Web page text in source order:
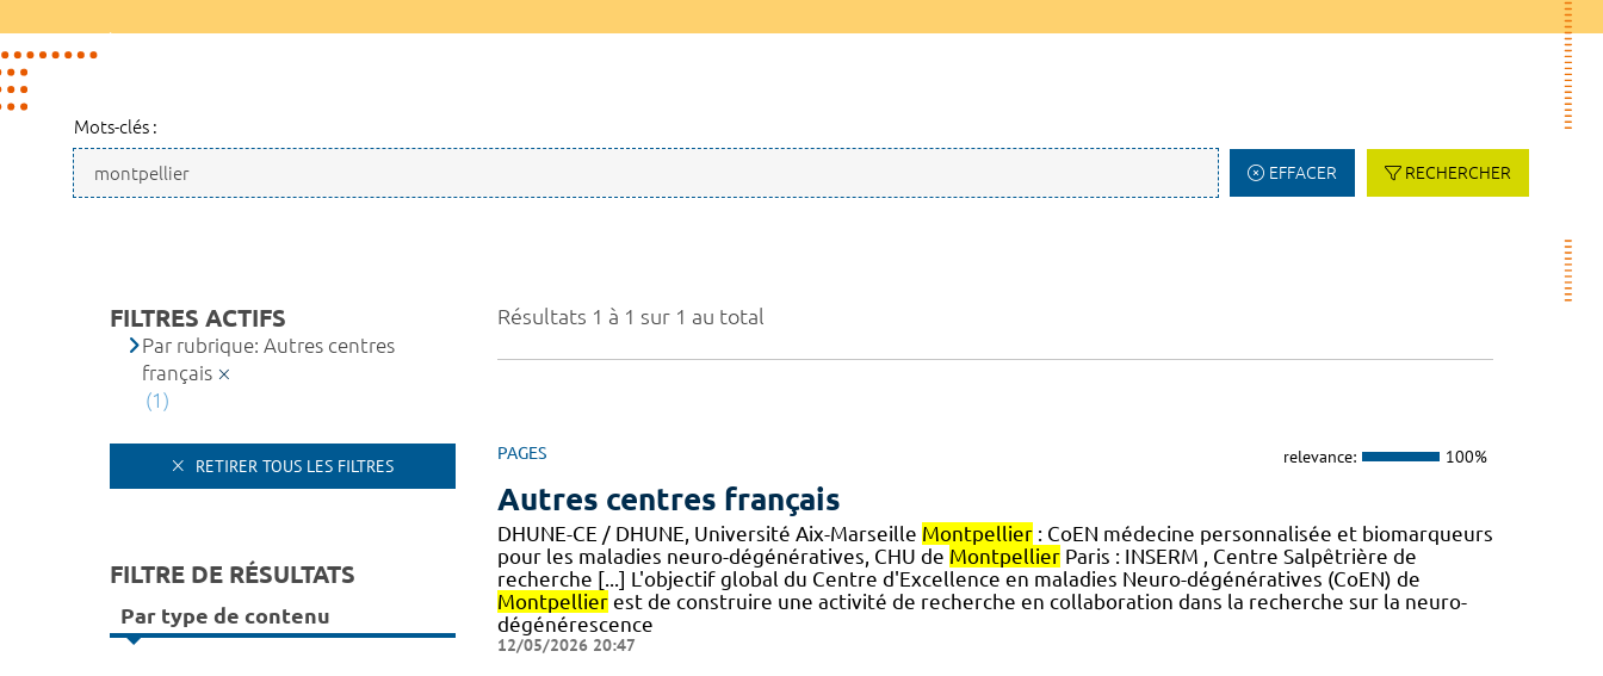
Mots-clés :
EFFACER RECHERCHER
Résultats 1 à 1 sur 1 au total
PAGES relevance: 100%
Autres centres français
DHUNE-CE / DHUNE, Université Aix-Marseille Montpellier: CoEN médecine personnalisée et biomarqueurs
pour les maladies neuro-dégénératives, CHU de MontpellierParis : INSERM , Centre Salpêtrière de
recherche [...] L'objectif global du Centre d'Excellence en maladies Neuro-dégénératives (CoEN) de
Montpellierest de construire une activité de recherche en collaboration dans la recherche sur la neuro-
dégénérescence
12/05/2026 20:47
FILTRES ACTIFS
Par rubrique: Autres centres
français
(1)
RETIRER TOUS LES FILTRES
FILTRE DE RÉSULTATS
Par type de contenu